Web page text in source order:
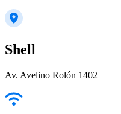
Shell
Av. Avelino Rolón 1402